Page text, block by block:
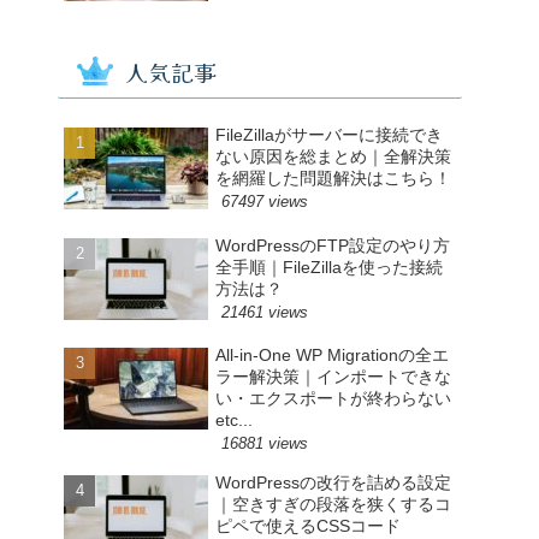
人気記事
FileZillaがサーバーに接続でき
ない原因を総まとめ｜全解決策
を網羅した問題解決はこちら！
67497 views
WordPressのFTP設定のやり方
全手順｜FileZillaを使った接続
方法は？
21461 views
All-in-One WP Migrationの全エ
ラー解決策｜インポートできな
い・エクスポートが終わらない
etc...
16881 views
WordPressの改行を詰める設定
｜空きすぎの段落を狭くするコ
ピペで使えるCSSコード